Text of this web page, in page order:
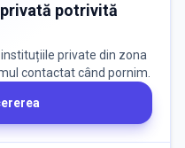
potrivită
private din zona
contactat când pornim.